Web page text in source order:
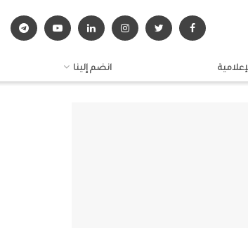
انضم إلينا